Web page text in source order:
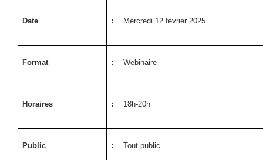
Date : Mercredi 12 février 2025
Format : Webinaire
Horaires : 18h-20h
Public : Tout public